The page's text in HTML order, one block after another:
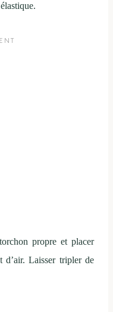
propre et placer
d’air. Laisser tripler de